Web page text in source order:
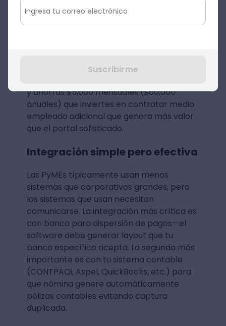
Esta priorización clara evita parálisis de
decisión. Si sistema A cubre perfectamente
incluyendo portal pero cuesta $8,000
y ahorras $5,000 mensuales ($60,000
anuales) que inviertes en contratar medio
empleado adicional que genera más valor
que el portal sofisticado.
Integración simple pero efectiva
Las PyMEs típicamente usan menos
sistemas que corporativos grandes, pero
los sistemas que usan necesitan
comunicarse. La integración más crítica es
con banco para dispersión de pagos—el
software debe generar layout que tu
banco específico acepta. La segunda más
importante es con tu sistema contable
(CONTPAQi, Aspel, QuickBooks, etc.) para
que nómina genere automáticamente
pólizas contables evitando captura
duplicada.
Suscribirme